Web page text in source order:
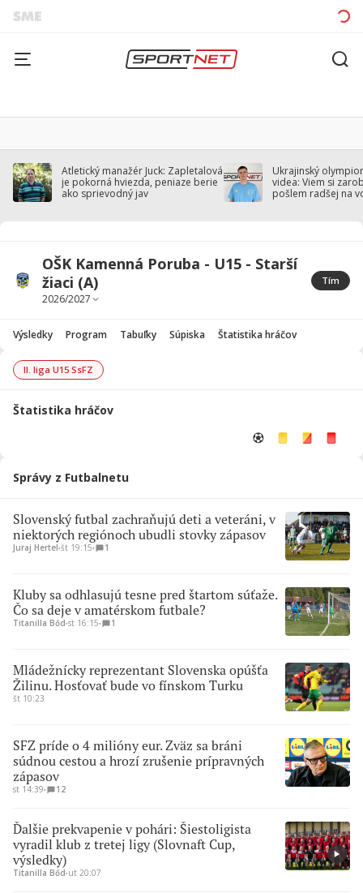
Atletický manažér Juck: Zapletalová
je pokorná hviezda, peniaze berie
ako sprievodný jav
Ukrajinský
videa: Viem si
pošlem radšej na
OŠK Kamenná Poruba - U15 - Starší
žiaci (A)
Tím
Výsledky Program Tabuľky Súpiska Štatistika hráčov
II. liga U15 SsFZ
Štatistika hráčov
Správy z Futbalnetu
Slovenský futbal zachraňujú deti a veteráni, v
niektorých regiónoch ubudli stovky zápasov
Juraj Hertel∙št 19:15∙ 1
Kluby sa odhlasujú tesne pred štartom súťaže.
Čo sa deje v amatérskom futbale?
Titanilla Bőd∙st 16:15∙ 1
Mládežnícky reprezentant Slovenska opúšťa
Žilinu. Hosťovať bude vo fínskom Turku
št 10:23
SFZ príde o 4 milióny eur. Zväz sa bráni
súdnou cestou a hrozí zrušenie prípravných
zápasov
st 14:39∙ 12
Ďalšie prekvapenie v pohári: Šiestoligista
vyradil klub z tretej ligy (Slovnaft Cup,
výsledky)
Titanilla Bőd∙ut 20:07